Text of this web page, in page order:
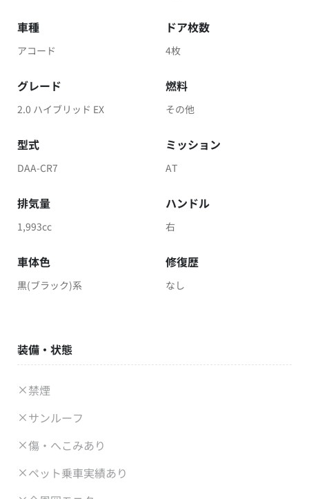
車種
アコード
ドア枚数
4枚
グレード
2.0 ハイブリッド EX
燃料
その他
型式
DAA-CR7
ミッション
AT
排気量
1,993cc
ハンドル
右
車体色
黒(ブラック)系
修復歴
なし
装備・状態
禁煙
サンルーフ
傷・へこみあり
ペット乗車実績あり